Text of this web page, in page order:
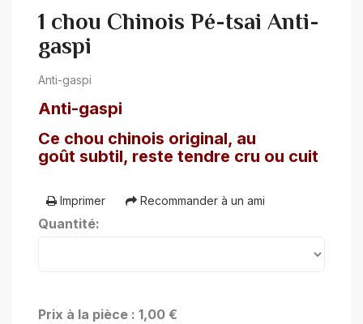
1 chou Chinois Pé-tsai Anti-
gaspi
Anti-gaspi
Anti-gaspi
Ce chou chinois original, au
goût subtil, reste tendre cru ou cuit
Imprimer Recommander à un ami
Quantité:
Prix à la pièce : 1,00 €